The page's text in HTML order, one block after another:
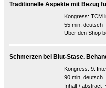
Traditionelle Aspekte mit Bezug
Kongress: TCM
55 min, deutsch
Über den Shop
Schmerzen bei Blut-Stase.
Kongress: 9.
90 min, deutsch
Inhalt / abstract